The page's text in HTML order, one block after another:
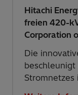
Innovative
Auslaufen
das 24.300-
bleiben
Weitere